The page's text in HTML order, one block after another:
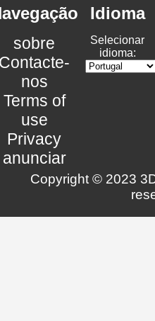
sobre
nos
Terms of
use
Privacy
anunciar
Idioma
Selecionar
idioma:
Copyright © 2023